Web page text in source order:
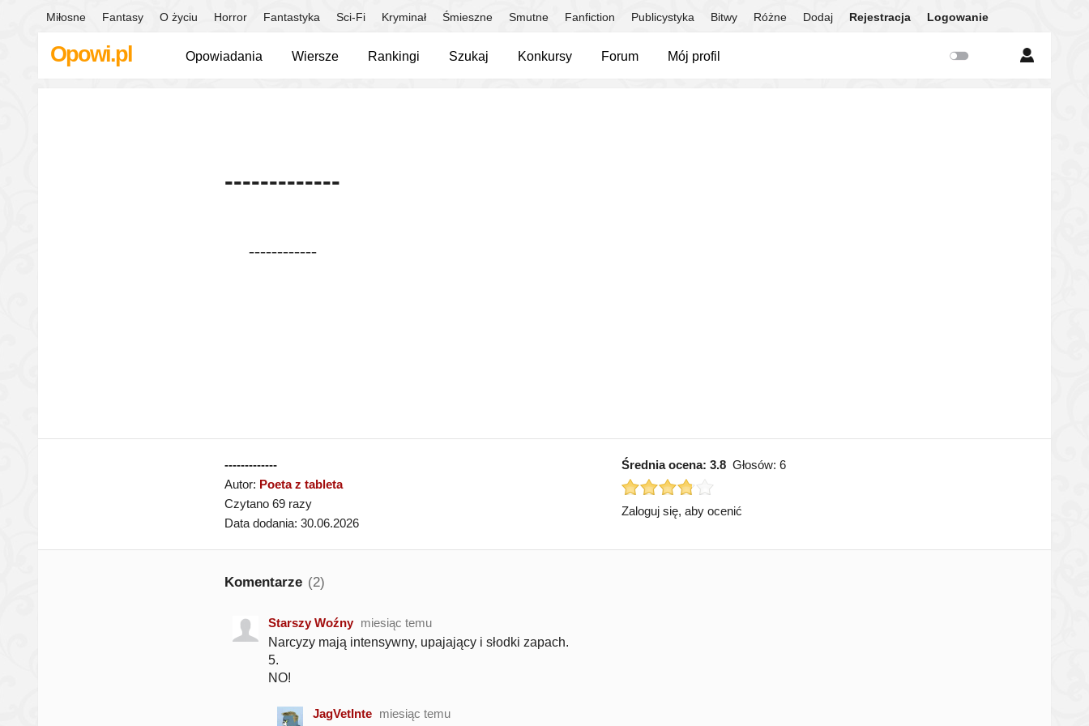
Miłosne Fantasy O życiu Horror Fantastyka Sci-Fi Kryminał Śmieszne Smutne Fanfiction Publicystyka Bitwy Różne Dodaj Rejestracja Logowanie
Opowi.pl Opowiadania Wiersze Rankingi Szukaj Konkursy Forum Mój profil
-------------
------------
-------------
Autor: Poeta z tableta
Czytano 69 razy
Data dodania: 30.06.2026
Średnia ocena: 3.8 Głosów: 6
Zaloguj się, aby ocenić
Komentarze (2)
Starszy Woźny miesiąc temu
Narcyzy mają intensywny, upajający i słodki zapach.
5.
NO!
JagVetInte miesiąc temu